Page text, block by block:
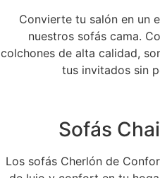
Convierte tu salón en un
nuestros sofás cama.
colchones de alta calidad,
tus invitados sin
Sofás
Los sofás Cherlón de